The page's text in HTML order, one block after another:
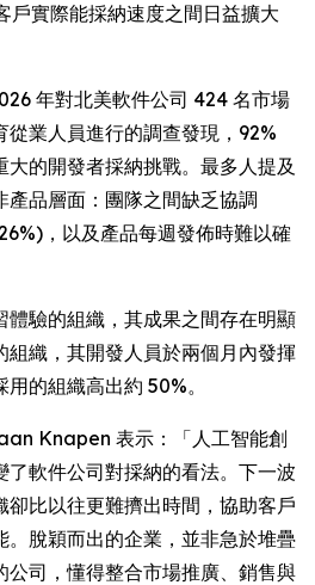
戶實際能採納速度之間日益擴大
年對北美軟件公司 424 名市場
從業人員進行的調查發現，92%
的開發者採納挑戰。最多人提及
產品層面：團隊之間缺乏協調
，以及產品每週發佈時難以確
體驗的組織，其成果之間存在明顯
組織，其開發人員於兩個月內發揮
的組織高出約 50%。
Knapen 表示：「人工智能創
了軟件公司對採納的看法。下一波
卻比以往更難擠出時間，協助客戶
。脫穎而出的企業，並非急於堆疊
公司，懂得整合市場推廣、銷售與